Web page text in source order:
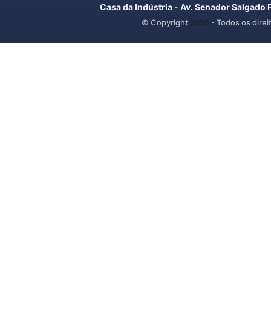
Casa da Indústria - Av. Senador
© Copyright 2026 - Todos os